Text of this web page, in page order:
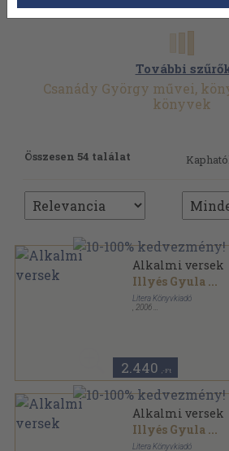
További
Csanády György művei,
könyvek
Összesen 54 találat
Alkalmi versek
Illyés Gyula ...
Litera Könyvkiadó
2006
2.440 ,-Ft
Alkalmi versek
Illyés Gyula ...
Litera Könyvkiadó